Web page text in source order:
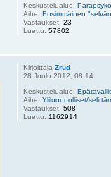
Keskustelualue:
Aihe:Ensimmäinen
Vastaukset:23
Luettu:57802
KirjoittajaZrud
28 Joulu 2012, 08:14
Keskustelualue:
Aihe:Yliluonnolliset/
Vastaukset:508
Luettu: 1162914